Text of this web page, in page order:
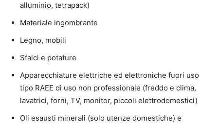
alluminio, tetrapack)
Materiale ingombrante
Legno, mobili
Sfalci e potature
Apparecchiature elettriche ed elettroniche fuori uso
tipo RAEE di uso non professionale (freddo e clima,
lavatrici, forni, TV, monitor, piccoli elettrodomestici)
Oli esausti minerali (solo utenze domestiche) e